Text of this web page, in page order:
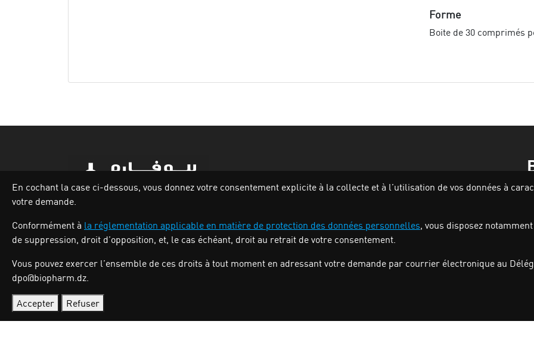
Forme
Boite de 30 comprimés
Zone industrielle Oued Smar,Lot N`62, Voie
n36, Alger.
Tél : (213) 028 31 00 07
En cochant la case ci-dessous, vous donnez votre consentement explicite à la collecte et à l’utilisation de vos données à
votre demande.
Conformément à la réglementation applicable en matière de protection des données personnelles, vous disposez
de suppression, droit d’opposition, et, le cas échéant, droit au retrait de votre consentement.
Vous pouvez exercer l’ensemble de ces droits à tout moment en adressant votre demande par courrier électronique au
dpo@biopharm.dz.
Accepter Refuser